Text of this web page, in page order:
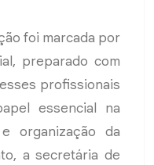
foi marcada por
preparado com
profissionais
essencial na
organização da
a secretária de